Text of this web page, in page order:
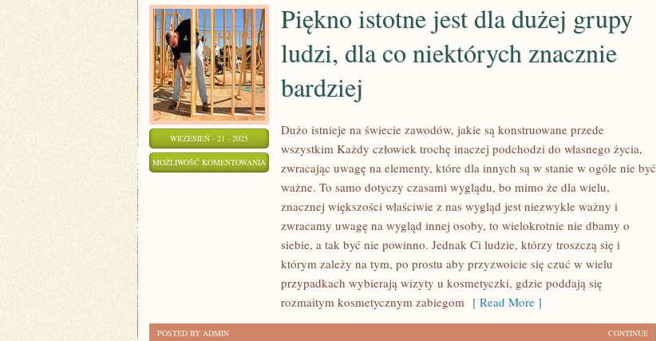
WRZESIEŃ - 21 - 2025
MOŻLIWOŚĆ KOMENTOWANIA
ISTOTNE
DUŻEJ
GRUPY
LUDZI,
CO
Piękno istotne jest dla dużej grupy
ludzi, dla co niektórych znacznie
bardziej
Dużo istnieje na świecie zawodów, jakie są konstruowane przede
wszystkim Każdy człowiek trochę inaczej podchodzi do własnego życia,
zwracając uwagę na elementy, które dla innych są w stanie w ogóle nie być
ważne. To samo dotyczy czasami wyglądu, bo mimo że dla wielu,
znacznej większości właściwie z nas wygląd jest niezwykle ważny i
zwracamy uwagę na wygląd innej osoby, to wielokrotnie nie dbamy o
siebie, a tak być nie powinno. Jednak Ci ludzie, którzy troszczą się i
którym zależy na tym, po prostu aby przyzwoicie się czuć w wielu
przypadkach wybierają wizyty u kosmetyczki, gdzie poddają się
rozmaitym kosmetycznym zabiegom [ Read More ]
CONTINUE
POSTED BY ADMIN